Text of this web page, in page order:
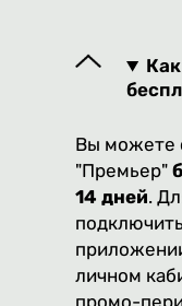
Вы можете
"Премьер"
14 дней.
личном